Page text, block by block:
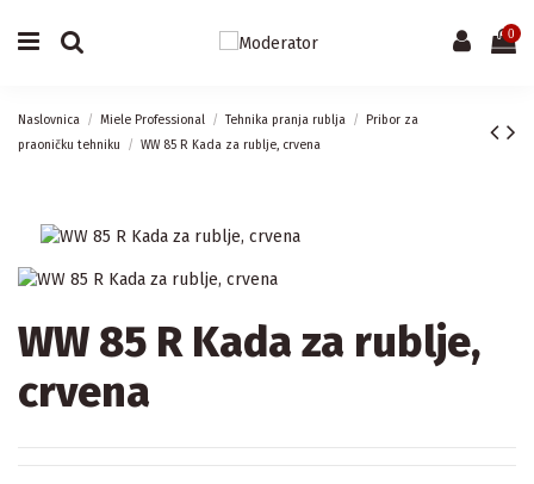
0
Naslovnica Miele Professional Tehnika pranja rublja
Pribor za
praoničku tehniku
WW 85 R Kada za rublje, crvena
WW 85 R Kada za rublje,
crvena